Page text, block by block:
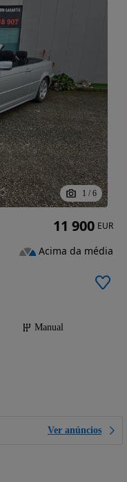
1 / 6
Manual
Ver anúncios
11 900 EUR
Acima da média